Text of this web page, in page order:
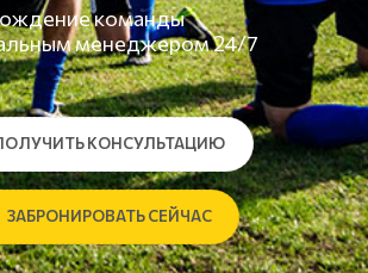
команды
менеджером 24/7
ЗАБРОНИРОВАТЬ СЕЙЧАС
КОНСУЛЬТАЦИЮ